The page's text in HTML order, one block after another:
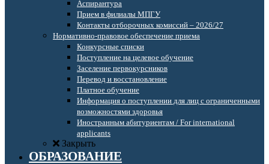
Аспирантура
Прием в филиалы МПГУ
Контакты отборочных комиссий – 2026/27
Нормативно-правовое обеспечение приема
Конкурсные списки
Поступление на целевое обучение
Заселение первокурсников
Перевод и восстановление
Платное обучение
Информация о поступлении для лиц с ограниченными
возможностями здоровья
Иностранным абитуриентам / For international
applicants
Закрыть
ОБРАЗОВАНИЕ